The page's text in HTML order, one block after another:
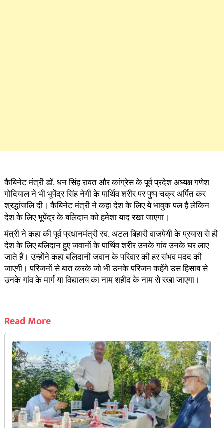
कैबिनेट मंत्री डॉ. धन सिंह रावत और कांग्रेस के पूर्व प्रदेश अध्यक्ष गणेश
गोदियाल ने भी भूपेंद्र सिंह नेगी के पार्थिव शरीर पर पुष्प चक्र अर्पित कर
श्रद्धांजलि दी। कैबिनेट मंत्री ने कहा देश के लिए ये भावुक पल है लेकिन
देश के लिए भूपेंद्र के बलिदान को हमेशा याद रखा जाएगा।
मंत्री ने कहा की पूर्व प्रधानमंत्री स्व. अटल बिहारी वाजपेयी के प्रयास से ही
देश के लिए बलिदान हुए जवानों के पार्थिव शरीर उनके गांव उनके घर लाए
जाते हैं। उन्होंने कहा बलिदानी जवान के परिवार की हर संभव मदद की
जाएगी। परिजनों से बात करके जो भी उनके परिजन कहेंगे उस हिसाब से
उनके गांव के मार्ग या विद्यालय का नाम शहीद के नाम से रखा जाएगा।
Read More